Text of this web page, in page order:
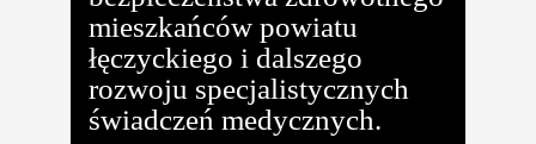
mieszkańców powiatu
łęczyckiego i dalszego
rozwoju specjalistycznych
świadczeń medycznych.